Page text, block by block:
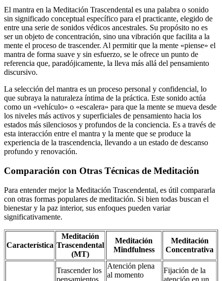
El mantra en la Meditación Trascendental es una palabra o sonido
sin significado conceptual específico para el practicante, elegido de
entre una serie de sonidos védicos ancestrales. Su propósito no es
ser un objeto de concentración, sino una vibración que facilita a la
mente el proceso de trascender. Al permitir que la mente «piense» el
mantra de forma suave y sin esfuerzo, se le ofrece un punto de
referencia que, paradójicamente, la lleva más allá del pensamiento
discursivo.
La selección del mantra es un proceso personal y confidencial, lo
que subraya la naturaleza íntima de la práctica. Este sonido actúa
como un «vehículo» o «escalera» para que la mente se mueva desde
los niveles más activos y superficiales de pensamiento hacia los
estados más silenciosos y profundos de la conciencia. Es a través de
esta interacción entre el mantra y la mente que se produce la
experiencia de la trascendencia, llevando a un estado de descanso
profundo y renovación.
Comparación con Otras Técnicas de Meditación
Para entender mejor la Meditación Trascendental, es útil compararla
con otras formas populares de meditación. Si bien todas buscan el
bienestar y la paz interior, sus enfoques pueden variar
significativamente.
Característica
Meditación
Trascendental
(MT)
Meditación
Mindfulness
Meditación
Concentrativa
Trascender los
pensamientos,
Atención plena
al momento
Fijación de la
atención en un